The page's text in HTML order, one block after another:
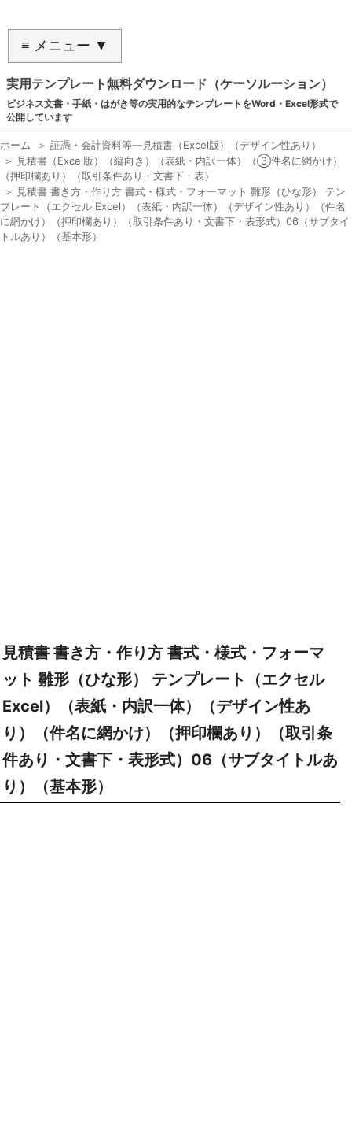
≡ メニュー ▼
実用テンプレート無料ダウンロード（ケーソルーション）
ビジネス文書・手紙・はがき等の実用的なテンプレートをWord・Excel形式で
公開しています
ホーム ＞ 証憑・会計資料等―見積書（Excel版）（デザイン性あり）
＞ 見積書（Excel版）（縦向き）（表紙・内訳一体）（③件名に網かけ）
（押印欄あり）（取引条件あり・文書下・表）
＞ 見積書 書き方・作り方 書式・様式・フォーマット 雛形（ひな形） テン
プレート（エクセル Excel）（表紙・内訳一体）（デザイン性あり）（件名
に網かけ）（押印欄あり）（取引条件あり・文書下・表形式）06（サブタイ
トルあり）（基本形）
見積書 書き方・作り方 書式・様式・フォーマ
ット 雛形（ひな形） テンプレート（エクセル
Excel）（表紙・内訳一体）（デザイン性あ
り）（件名に網かけ）（押印欄あり）（取引条
件あり・文書下・表形式）06（サブタイトルあ
り）（基本形）